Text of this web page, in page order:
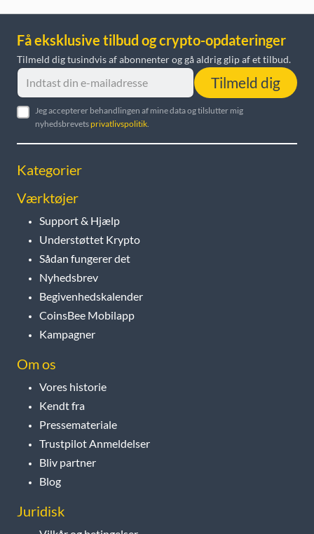
Få eksklusive tilbud og crypto-opdateringer
Tilmeld dig tusindvis af abonnenter og gå aldrig glip af et tilbud.
Tilmeld dig
Jeg accepterer behandlingen af mine data og tilslutter mig
nyhedsbrevetsprivatlivspolitik
Kategorier
Værktøjer
Support & Hjælp
Understøttet Krypto
Sådan fungerer det
Nyhedsbrev
Begivenhedskalender
CoinsBee Mobilapp
Kampagner
Om os
Vores historie
Kendt fra
Pressemateriale
Trustpilot Anmeldelser
Bliv partner
Blog
Juridisk